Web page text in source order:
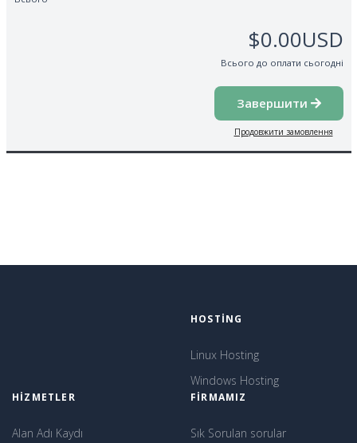
$0.00USD
Всього до оплати сьогодні
Завершити
Продовжити замовлення
HOSTING
Linux Hosting
Windows Hosting
HIZMETLER
Alan Adı Kaydı
FIRMAMIZ
Sık Sorulan sorular